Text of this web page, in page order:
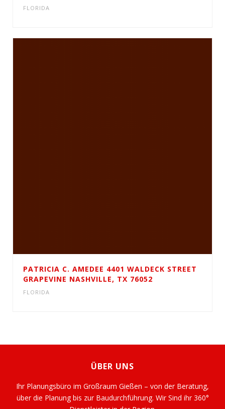
FLORIDA
PATRICIA C. AMEDEE 4401 WALDECK STREET
GRAPEVINE NASHVILLE, TX 76052
FLORIDA
ÜBER UNS
Ihr Planungsbüro im Großraum Gießen – von der Beratung,
über die Planung bis zur Baudurchführung. Wir Sind ihr 360°